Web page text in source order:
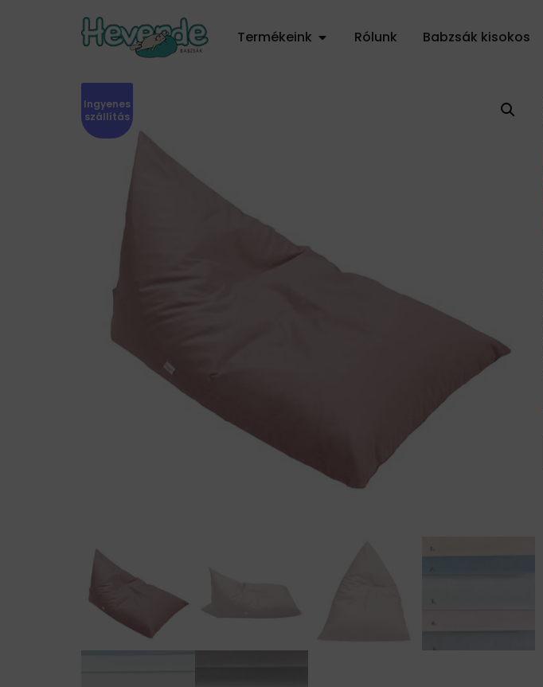
Termékeink Rólunk Babzsák kisokos
Ingyenes
szállítás